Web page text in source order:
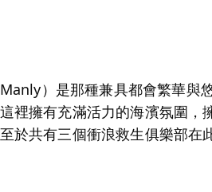
）是那種兼具都會繁華與
裡擁有充滿活力的海濱氛圍，
於共有三個衝浪救生俱樂部在